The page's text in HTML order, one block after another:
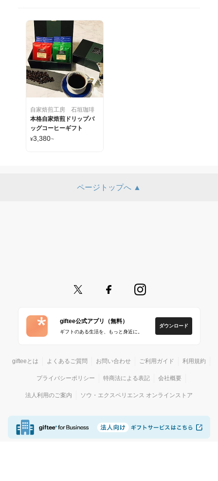
自家焙煎工房 石垣珈琲
本格自家焙煎ドリップバ
ッグコーヒーギフト
¥3,380~
ページトップへ ▲
giftee公式アプリ（無料）
ギフトのある生活を、もっと身近に。
ダウンロード
gifteeとは よくあるご質問 お問い合わせ ご利用ガイド 利用規約
プライバシーポリシー 特商法による表記 会社概要
法人利用のご案内 ソウ・エクスペリエンス オンラインストア